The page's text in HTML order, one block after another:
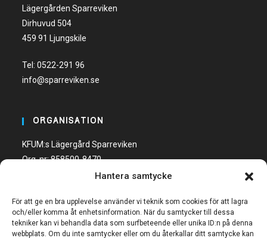
Hantera samtycke
För att ge en bra upplevelse använder vi teknik som cookies för att lagra
och/eller komma åt enhetsinformation. När du samtycker till dessa
tekniker kan vi behandla data som surfbeteende eller unika ID:n på denna
webbplats. Om du inte samtycker eller om du återkallar ditt samtycke kan
Lägergården Sparreviken
Dirhuvud 504
459 91 Ljungskile
Tel:0522-291 96
info@sparreviken.se
ORGANISATION
KFUM:s Lägergård Sparreviken
Org. nr: 858500-8470